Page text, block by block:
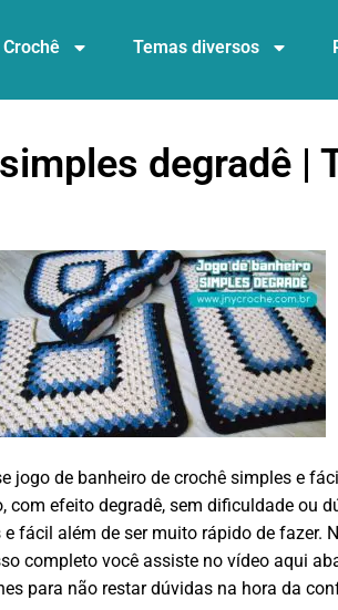
Crochê Temas diversos
degradê |
jogo de banheiro de crochê simples e
com efeito degradê, sem dificuldade ou
fácil além de ser muito rápido de fazer.
completo você assiste no vídeo aqui
para não restar dúvidas na hora da